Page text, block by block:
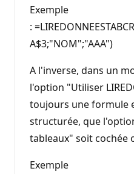
Exemple
:
A$3;"NOM";"AAA")
A l'inverse, dans un
l'option "Utiliser
toujours une formule
structurée, que
tableaux" soit cochée
Exemple